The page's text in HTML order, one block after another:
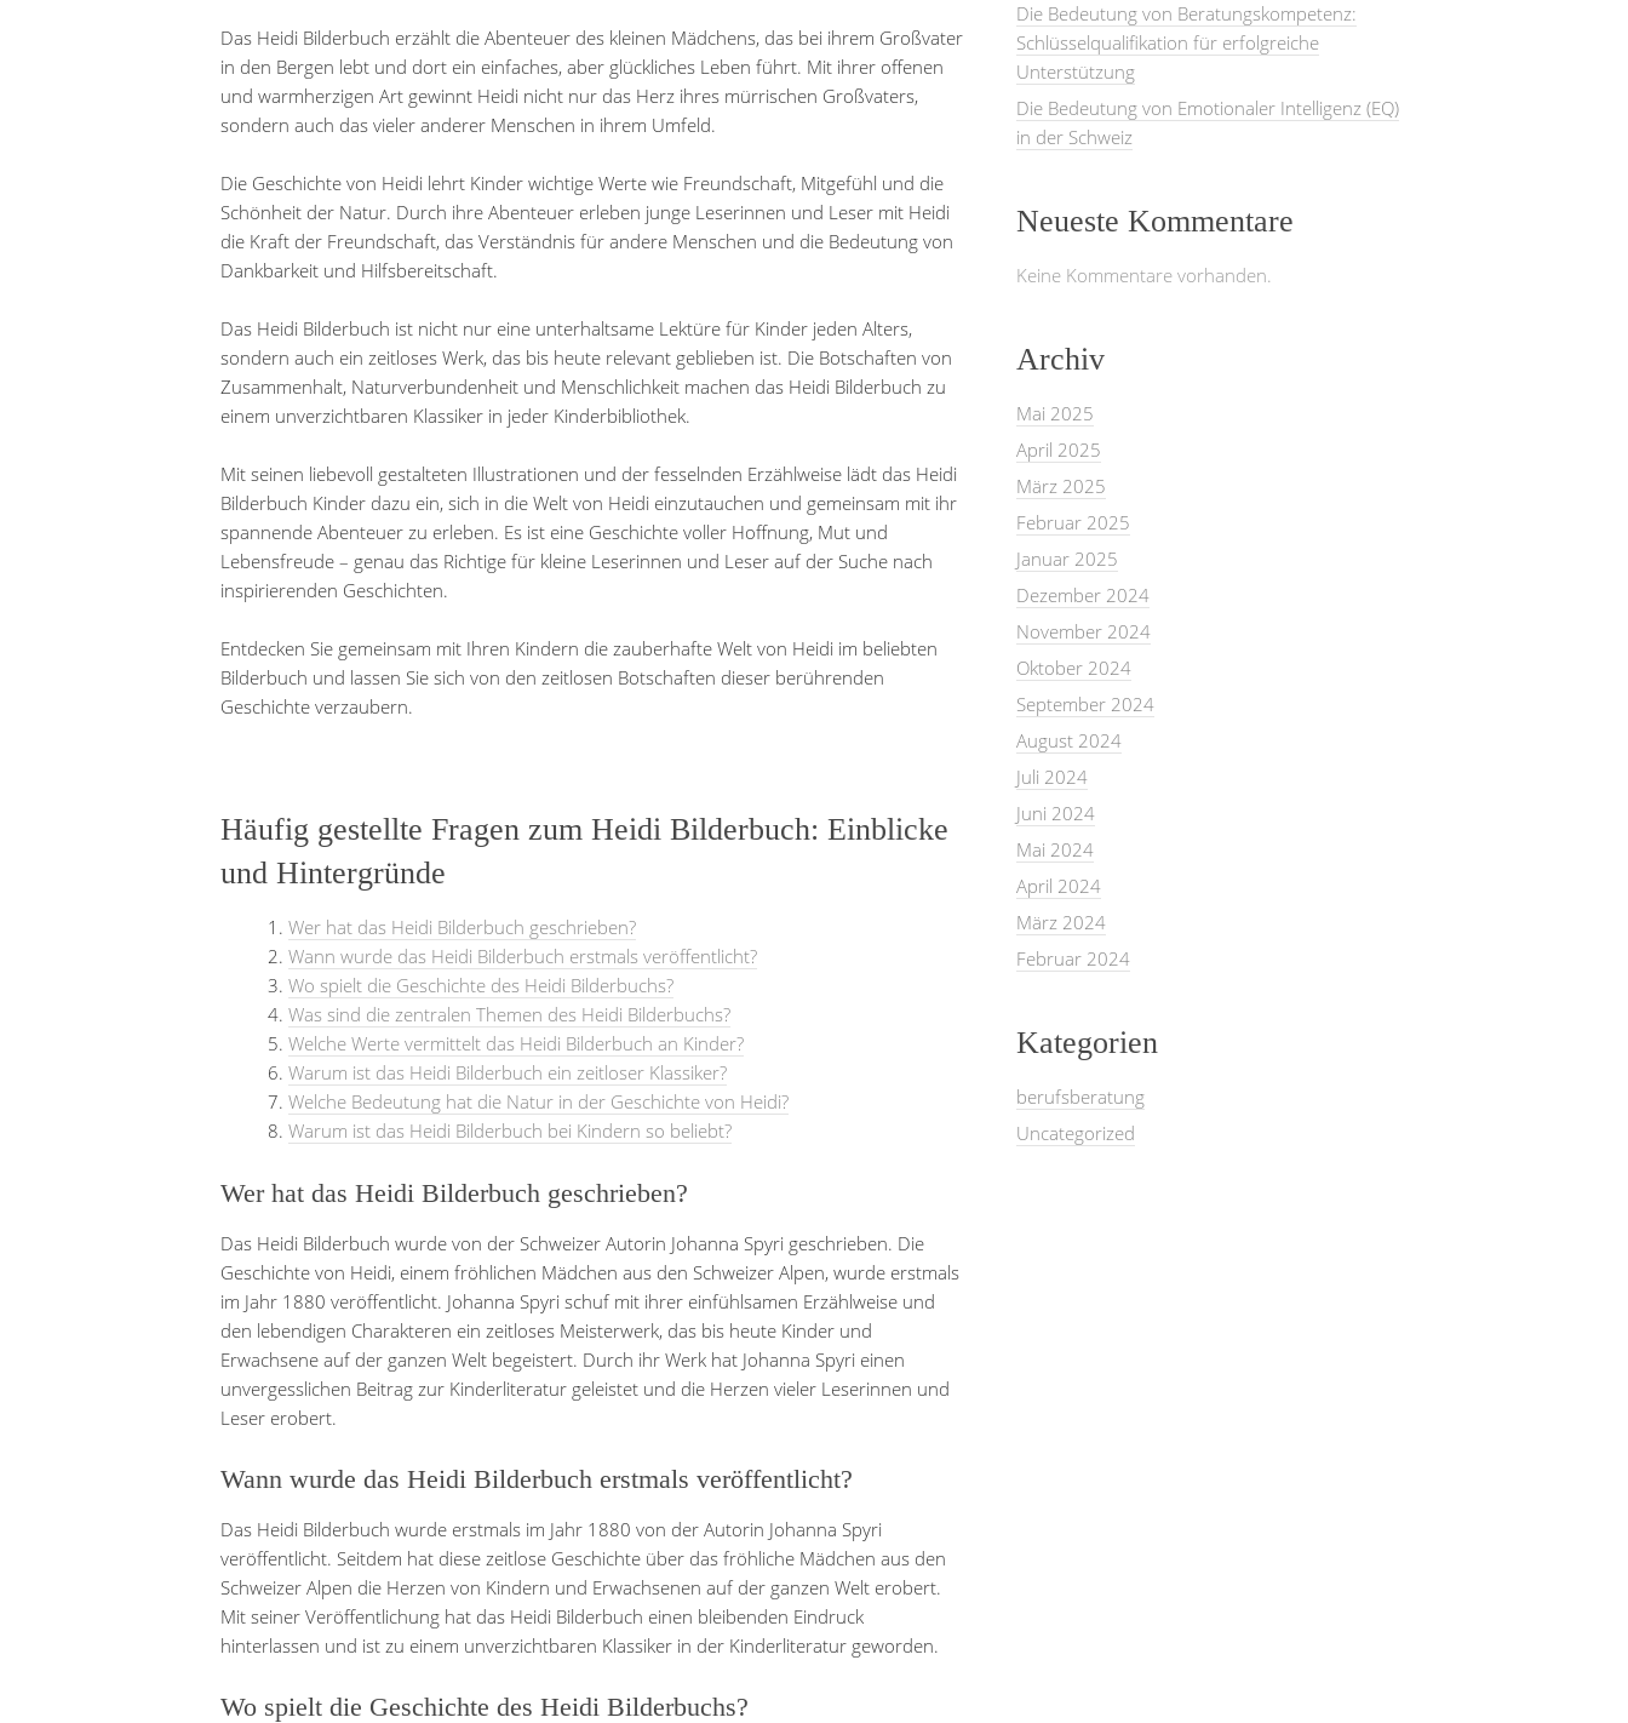
Das Heidi Bilderbuch erzählt die Abenteuer des kleinen Mädchens, das bei ihrem Großvater
in den Bergen lebt und dort ein einfaches, aber glückliches Leben führt. Mit ihrer offenen
und warmherzigen Art gewinnt Heidi nicht nur das Herz ihres mürrischen Großvaters,
sondern auch das vieler anderer Menschen in ihrem Umfeld.
Die Geschichte von Heidi lehrt Kinder wichtige Werte wie Freundschaft, Mitgefühl und die
Schönheit der Natur. Durch ihre Abenteuer erleben junge Leserinnen und Leser mit Heidi
die Kraft der Freundschaft, das Verständnis für andere Menschen und die Bedeutung von
Dankbarkeit und Hilfsbereitschaft.
Das Heidi Bilderbuch ist nicht nur eine unterhaltsame Lektüre für Kinder jeden Alters,
sondern auch ein zeitloses Werk, das bis heute relevant geblieben ist. Die Botschaften von
Zusammenhalt, Naturverbundenheit und Menschlichkeit machen das Heidi Bilderbuch zu
einem unverzichtbaren Klassiker in jeder Kinderbibliothek.
Mit seinen liebevoll gestalteten Illustrationen und der fesselnden Erzählweise lädt das Heidi
Bilderbuch Kinder dazu ein, sich in die Welt von Heidi einzutauchen und gemeinsam mit ihr
spannende Abenteuer zu erleben. Es ist eine Geschichte voller Hoffnung, Mut und
Lebensfreude – genau das Richtige für kleine Leserinnen und Leser auf der Suche nach
inspirierenden Geschichten.
Entdecken Sie gemeinsam mit Ihren Kindern die zauberhafte Welt von Heidi im beliebten
Bilderbuch und lassen Sie sich von den zeitlosen Botschaften dieser berührenden
Geschichte verzaubern.
Häufig gestellte Fragen zum Heidi Bilderbuch: Einblicke
und Hintergründe
Wer hat das Heidi Bilderbuch geschrieben?
Wann wurde das Heidi Bilderbuch erstmals veröffentlicht?
Wo spielt die Geschichte des Heidi Bilderbuchs?
Was sind die zentralen Themen des Heidi Bilderbuchs?
Welche Werte vermittelt das Heidi Bilderbuch an Kinder?
Warum ist das Heidi Bilderbuch ein zeitloser Klassiker?
Welche Bedeutung hat die Natur in der Geschichte von Heidi?
Warum ist das Heidi Bilderbuch bei Kindern so beliebt?
Wer hat das Heidi Bilderbuch geschrieben?
Das Heidi Bilderbuch wurde von der Schweizer Autorin Johanna Spyri geschrieben. Die
Geschichte von Heidi, einem fröhlichen Mädchen aus den Schweizer Alpen, wurde erstmals
im Jahr 1880 veröffentlicht. Johanna Spyri schuf mit ihrer einfühlsamen Erzählweise und
den lebendigen Charakteren ein zeitloses Meisterwerk, das bis heute Kinder und
Erwachsene auf der ganzen Welt begeistert. Durch ihr Werk hat Johanna Spyri einen
unvergesslichen Beitrag zur Kinderliteratur geleistet und die Herzen vieler Leserinnen und
Leser erobert.
Wann wurde das Heidi Bilderbuch erstmals veröffentlicht?
Das Heidi Bilderbuch wurde erstmals im Jahr 1880 von der Autorin Johanna Spyri
veröffentlicht. Seitdem hat diese zeitlose Geschichte über das fröhliche Mädchen aus den
Schweizer Alpen die Herzen von Kindern und Erwachsenen auf der ganzen Welt erobert.
Mit seiner Veröffentlichung hat das Heidi Bilderbuch einen bleibenden Eindruck
hinterlassen und ist zu einem unverzichtbaren Klassiker in der Kinderliteratur geworden.
Wo spielt die Geschichte des Heidi Bilderbuchs?
Die Bedeutung von Beratungskompetenz:
Schlüsselqualifikation für erfolgreiche
Unterstützung
Die Bedeutung von Emotionaler Intelligenz (EQ)
in der Schweiz
Neueste Kommentare
Keine Kommentare vorhanden.
Archiv
Mai 2025
April 2025
März 2025
Februar 2025
Januar 2025
Dezember 2024
November 2024
Oktober 2024
September 2024
August 2024
Juli 2024
Juni 2024
Mai 2024
April 2024
März 2024
Februar 2024
Kategorien
berufsberatung
Uncategorized